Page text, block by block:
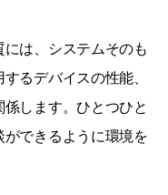
は、システムそのも
るデバイスの性能、
します。ひとつひと
できるように環境を